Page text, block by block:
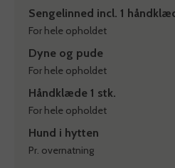
Sengelinned incl. 1
For hele opholdet
Dyne og pude
For hele opholdet
Håndklæde 1 stk.
For hele opholdet
Hund i hytten
Pr. overnatning